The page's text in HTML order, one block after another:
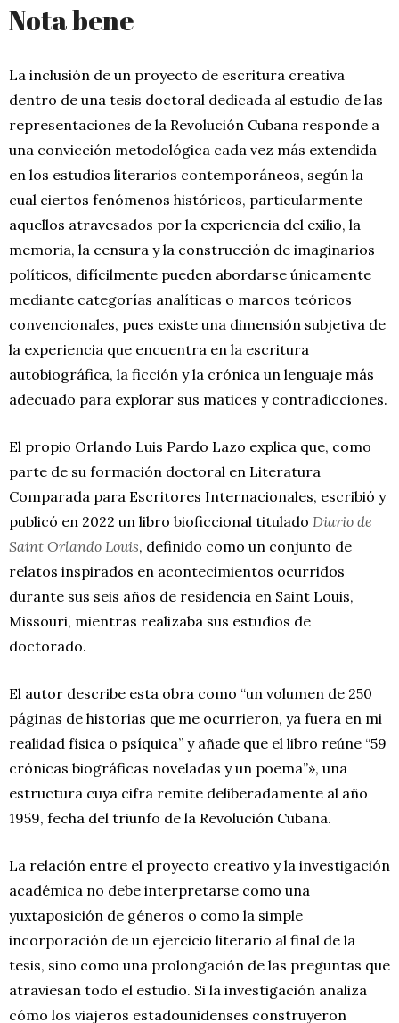
Nota bene
La inclusión de un proyecto de escritura creativa
dentro de una tesis doctoral dedicada al estudio de las
representaciones de la Revolución Cubana responde a
una convicción metodológica cada vez más extendida
en los estudios literarios contemporáneos, según la
cual ciertos fenómenos históricos, particularmente
aquellos atravesados por la experiencia del exilio, la
memoria, la censura y la construcción de imaginarios
políticos, difícilmente pueden abordarse únicamente
mediante categorías analíticas o marcos teóricos
convencionales, pues existe una dimensión subjetiva de
la experiencia que encuentra en la escritura
autobiográfica, la ficción y la crónica un lenguaje más
adecuado para explorar sus matices y contradicciones.
El propio Orlando Luis Pardo Lazo explica que, como
parte de su formación doctoral en Literatura
Comparada para Escritores Internacionales, escribió y
publicó en 2022 un libro bioficcional titulado Diario de
Saint Orlando Louis, definido como un conjunto de
relatos inspirados en acontecimientos ocurridos
durante sus seis años de residencia en Saint Louis,
Missouri, mientras realizaba sus estudios de
doctorado.
El autor describe esta obra como “un volumen de 250
páginas de historias que me ocurrieron, ya fuera en mi
realidad física o psíquica” y añade que el libro reúne “59
crónicas biográficas noveladas y un poema”», una
estructura cuya cifra remite deliberadamente al año
1959, fecha del triunfo de la Revolución Cubana.
La relación entre el proyecto creativo y la investigación
académica no debe interpretarse como una
yuxtaposición de géneros o como la simple
incorporación de un ejercicio literario al final de la
tesis, sino como una prolongación de las preguntas que
atraviesan todo el estudio. Si la investigación analiza
cómo los viajeros estadounidenses construyeron